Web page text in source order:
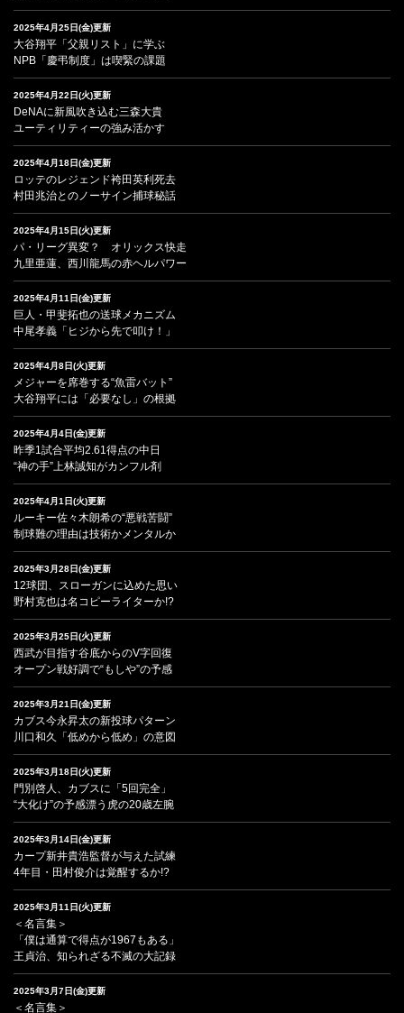
2025年4月25日(金)更新
大谷翔平「父親リスト」に学ぶ
NPB「慶弔制度」は喫緊の課題
2025年4月22日(火)更新
DeNAに新風吹き込む三森大貴
ユーティリティーの強み活かす
2025年4月18日(金)更新
ロッテのレジェンド袴田英利死去
村田兆治とのノーサイン捕球秘話
2025年4月15日(火)更新
パ・リーグ異変？ オリックス快走
九里亜蓮、西川龍馬の赤ヘルパワー
2025年4月11日(金)更新
巨人・甲斐拓也の送球メカニズム
中尾孝義「ヒジから先で叩け！」
2025年4月8日(火)更新
メジャーを席巻する“魚雷バット”
大谷翔平には「必要なし」の根拠
2025年4月4日(金)更新
昨季1試合平均2.61得点の中日
“神の手”上林誠知がカンフル剤
2025年4月1日(火)更新
ルーキー佐々木朗希の“悪戦苦闘”
制球難の理由は技術かメンタルか
2025年3月28日(金)更新
12球団、スローガンに込めた思い
野村克也は名コピーライターか!?
2025年3月25日(火)更新
西武が目指す谷底からのV字回復
オープン戦好調で“もしや”の予感
2025年3月21日(金)更新
カブス今永昇太の新投球パターン
川口和久「低めから低め」の意図
2025年3月18日(火)更新
門別啓人、カブスに「5回完全」
“大化け”の予感漂う虎の20歳左腕
2025年3月14日(金)更新
カープ新井貴浩監督が与えた試練
4年目・田村俊介は覚醒するか!?
2025年3月11日(火)更新
＜名言集＞
「僕は通算で得点が1967もある」
王貞治、知られざる不滅の大記録
2025年3月7日(金)更新
＜名言集＞